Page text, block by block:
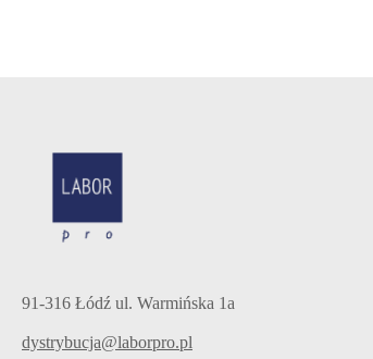
91-316 Łódź ul. Warmińska 1a
dystrybucja@laborpro.pl